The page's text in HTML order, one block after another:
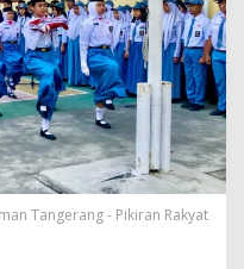
Tangerang - Pikiran Rakyat